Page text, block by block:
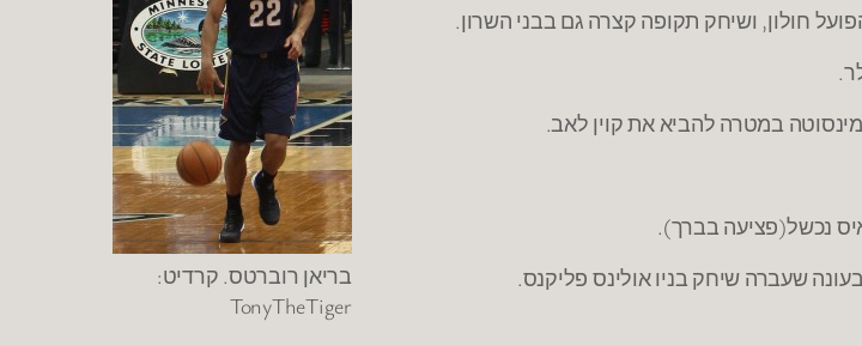
בריאן רוברטס. קרדיט:
TonyTheTiger
במטרה להביא את קוין לאב.
נכשל(פציעה בברך).